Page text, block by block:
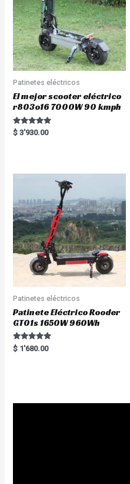
Patinetes eléctricos
El mejor scooter eléctrico
r803o16 7000W 90 kmph
Rated
5.00
$ 3'930.00
Patinetes eléctricos
Patinete Eléctrico Rooder
GT01s 1650W 960Wh
Rated
5.00
$ 1'680.00